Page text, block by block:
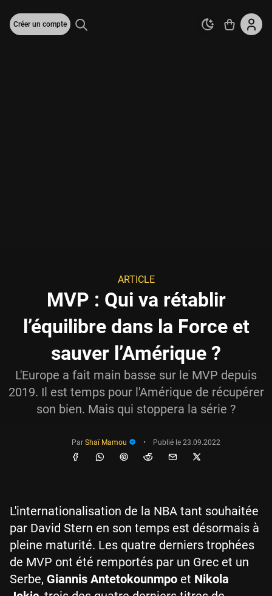
Créer un compte
ARTICLE
MVP : Qui va rétablir
l’équilibre dans la Force et
sauver l’Amérique ?
L'Europe a fait main basse sur le MVP depuis
2019. Il est temps pour l'Amérique de récupérer
son bien. Mais qui stoppera la série ?
Par Shaï Mamou • Publié le 23.09.2022
L'internationalisation de la NBA tant souhaitée
par David Stern en son temps est désormais à
pleine maturité. Les quatre derniers trophées
de MVP ont été remportés par un Grec et un
Serbe, Giannis Antetokounmpo et Nikola